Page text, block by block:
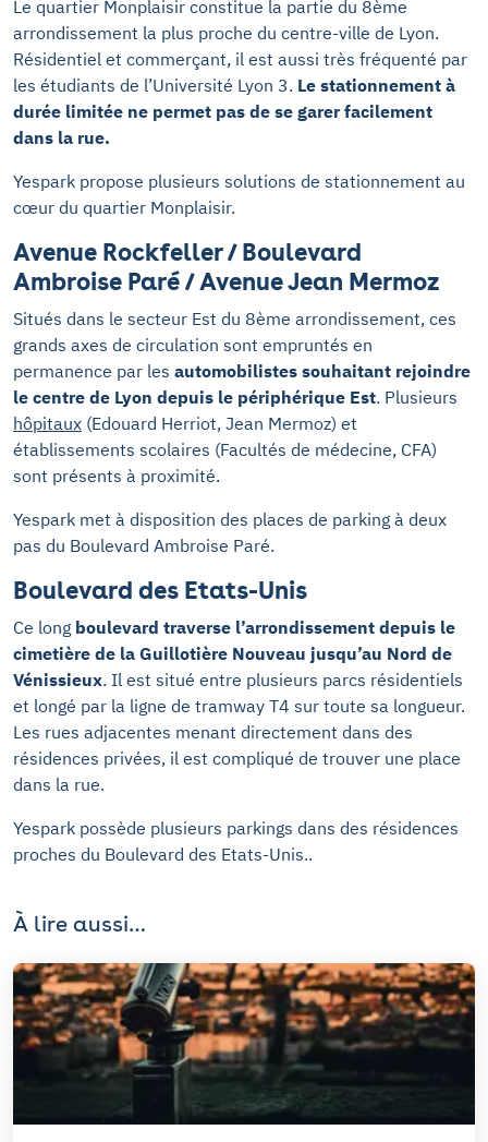
Le quartier Monplaisir constitue la partie du 8ème
arrondissement la plus proche du centre-ville de Lyon.
Résidentiel et commerçant, il est aussi très fréquenté par
les étudiants de l’Université Lyon 3. Le stationnement à
durée limitée ne permet pas de se garer facilement
dans la rue.
Yespark propose plusieurs solutions de stationnement au
cœur du quartier Monplaisir.
Avenue Rockfeller / Boulevard
Ambroise Paré / Avenue Jean Mermoz
Situés dans le secteur Est du 8ème arrondissement, ces
grands axes de circulation sont empruntés en
permanence par les automobilistes souhaitant rejoindre
le centre de Lyon depuis le périphérique Est. Plusieurs
hôpitaux (Edouard Herriot, Jean Mermoz) et
établissements scolaires (Facultés de médecine, CFA)
sont présents à proximité.
Yespark met à disposition des places de parking à deux
pas du Boulevard Ambroise Paré.
Boulevard des Etats-Unis
Ce long boulevard traverse l’arrondissement depuis le
cimetière de la Guillotière Nouveau jusqu’au Nord de
Vénissieux. Il est situé entre plusieurs parcs résidentiels
et longé par la ligne de tramway T4 sur toute sa longueur.
Les rues adjacentes menant directement dans des
résidences privées, il est compliqué de trouver une place
dans la rue.
Yespark possède plusieurs parkings dans des résidences
proches du Boulevard des Etats-Unis..
À lire aussi…